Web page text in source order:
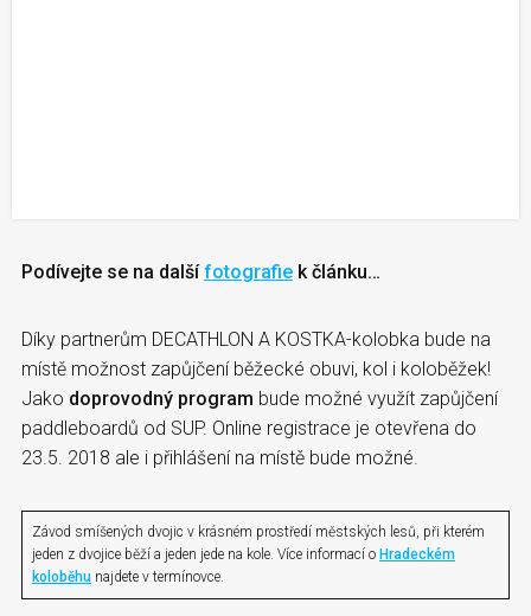
Podívejte se na dalšífotografie k článku…
Díky partnerům DECATHLON A KOSTKA-kolobka bude na
místě možnost zapůjčení běžecké obuvi, kol i koloběžek!
Jako doprovodný program bude možné využít zapůjčení
paddleboardů od SUP. Online registrace je otevřena do
23.5. 2018 ale i přihlášení na místě bude možné.
Závod smíšených dvojic v krásném prostředí městských lesů, při kterém
jeden z dvojice běží a jeden jede na kole. Více informací o Hradeckém
koloběhu najdete v termínovce.